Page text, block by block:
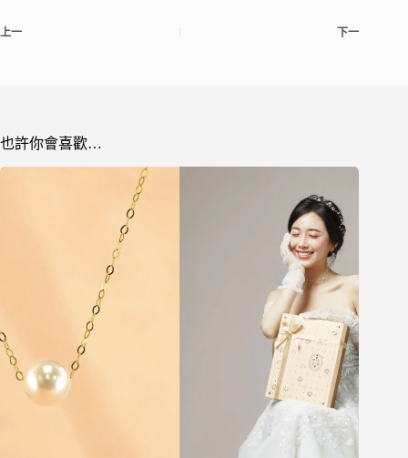
上一 下一
也許你會喜歡…